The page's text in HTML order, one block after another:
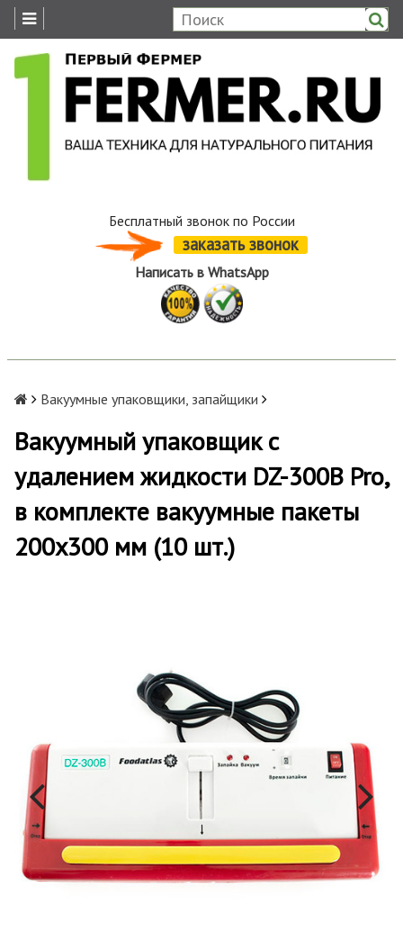
Бесплатный звонок по России
заказать звонок
Написать в WhatsApp
Вакуумные упаковщики, запайщики
Вакуумный упаковщик c
удалением жидкости DZ-300B Pro,
в комплекте вакуумные пакеты
200х300 мм (10 шт.)